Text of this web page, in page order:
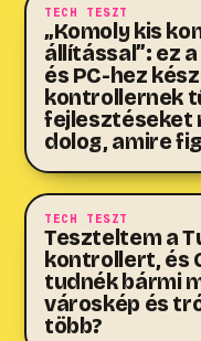
TECH TESZT
„Komoly kis
állítással”: ez
és PC-hez
kontrollernek
fejlesztéseket
dolog, amire
TECH TESZT
Teszteltem a
kontrollert, és
tudnék bármi
városkép és
több?